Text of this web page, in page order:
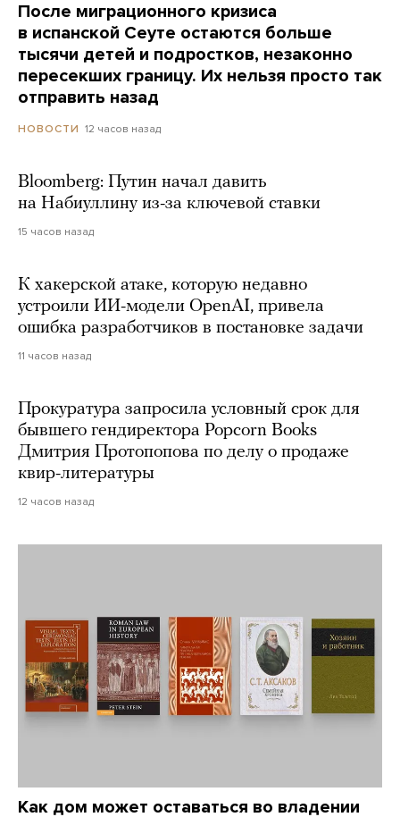
После миграционного кризиса
в испанской Сеуте остаются больше
тысячи детей и подростков, незаконно
пересекших границу. Их нельзя просто так
отправить назад
НОВОСТИ 12 часов назад
Bloomberg: Путин начал давить
на Набиуллину из-за ключевой ставки
15 часов назад
К хакерской атаке, которую недавно
устроили ИИ-модели OpenAI, привела
ошибка разработчиков в постановке задачи
11 часов назад
Прокуратура запросила условный срок для
бывшего гендиректора Popcorn Books
Дмитрия Протопопова по делу о продаже
квир-литературы
12 часов назад
Как дом может оставаться во владении